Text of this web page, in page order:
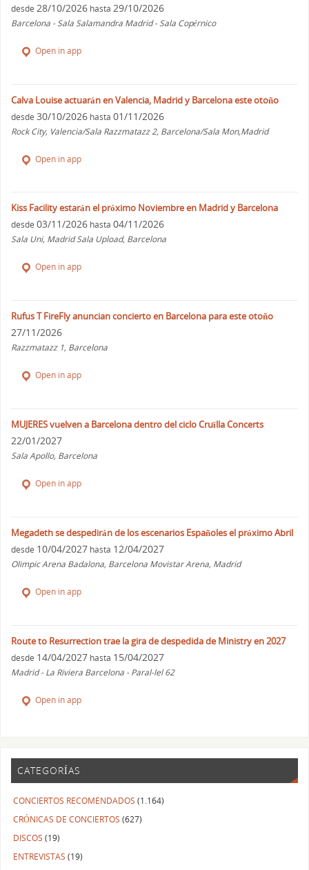
desde 28/10/2026 hasta 29/10/2026
Barcelona - Sala Salamandra Madrid - Sala Copérnico
Open in app
Calva Louise actuarán en Valencia, Madrid y Barcelona este otoño
desde 30/10/2026 hasta 01/11/2026
Rock City, Valencia/Sala Razzmatazz 2, Barcelona/Sala Mon,Madrid
Open in app
Kiss Facility estarán el próximo Noviembre en Madrid y Barcelona
desde 03/11/2026 hasta 04/11/2026
Sala Uni, Madrid Sala Upload, Barcelona
Open in app
Rufus T FireFly anuncian concierto en Barcelona para este otoño
27/11/2026
Razzmatazz 1, Barcelona
Open in app
MUJERES vuelven a Barcelona dentro del ciclo Cruïlla Concerts
22/01/2027
Sala Apollo, Barcelona
Open in app
Megadeth se despedirán de los escenarios Españoles el próximo Abril
desde 10/04/2027 hasta 12/04/2027
Olimpic Arena Badalona, Barcelona Movistar Arena, Madrid
Open in app
Route to Resurrection trae la gira de despedida de Ministry en 2027
desde 14/04/2027 hasta 15/04/2027
Madrid - La Riviera Barcelona - Paral-lel 62
Open in app
CATEGORÍAS
CONCIERTOS RECOMENDADOS (1.164)
CRÓNICAS DE CONCIERTOS (627)
DISCOS (19)
ENTREVISTAS (19)